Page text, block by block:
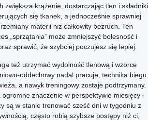
zwiększa krążenie, dostarczając tlen i składniki
się tkanek, a jednocześnie sprawniej
materii niż całkowity bezruch. Ten
„sprzątania” może zmniejszyć bolesność i
sprawić, że szybciej poczujesz się lepiej.
też utrzymać wydolność tlenową i wzorce
oddechowy nadal pracuje, technika biegu
a nawyk treningowy zostaje podtrzymany.
znaczenie w perspektywie miesięcy i
są w stanie trenować sześć dni w tygodniu z
często robią szybsze postępy niż ci,